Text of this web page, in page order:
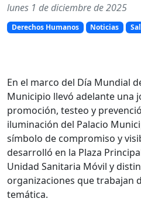
lunes 1 de diciembre de 2025
Derechos Humanos Noticias
En el marco del Día Mundial
Municipio llevó adelante una
promoción, testeo y
iluminación del Palacio
símbolo de compromiso y
desarrolló en la Plaza
Unidad Sanitaria Móvil y
organizaciones que trabajan
temática.